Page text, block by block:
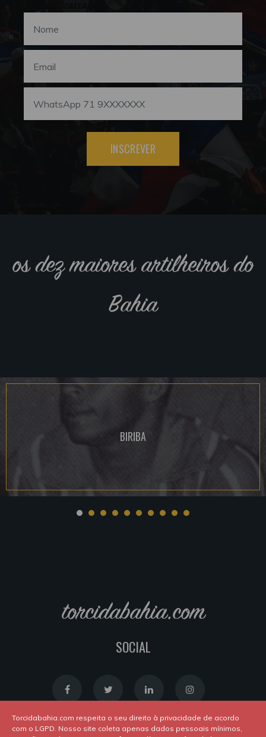
INSCREVER
os dez maiores artilheiros do
Bahia
BIRIBA
torcidabahia.com
SOCIAL
Torcidabahia.com respeita o seu direito à privacidade de acordo
com o LGPD. Nosso site coleta apenas dados pessoais mínimos,